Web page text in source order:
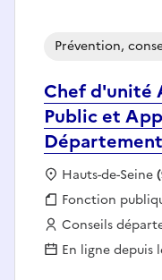
Chef d'unité
Public et
Prévention,
Localisation :
Hauts-de-Seine
Fonction
Fonction
Employeur :
Conseils
En ligne depuis